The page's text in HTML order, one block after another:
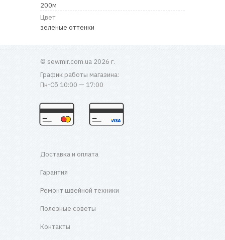
200м
Цвет
зеленые оттенки
© sewmir.com.ua 2026 г.
График работы магазина:
Пн-Сб 10:00 — 17:00
Доставка и оплата
Гарантия
Ремонт швейной техники
Полезные советы
Контакты